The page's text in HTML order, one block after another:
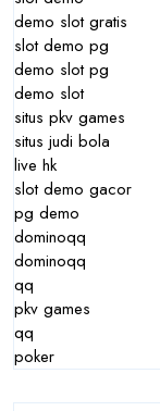
demo slot gratis
slot demo pg
demo slot pg
demo slot
situs pkv games
situs judi bola
live hk
slot demo gacor
pg demo
dominoqq
dominoqq
qq
pkv games
qq
poker